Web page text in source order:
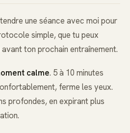
une séance avec moi pour
simple, que tu peux
ton prochain entraînement.
calme. 5 à 10 minutes
ferme les yeux.
profondes, en expirant plus